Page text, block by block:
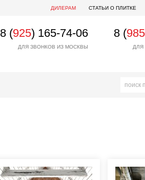
ДИЛЕРАМ СТАТЬИ О ПЛИТКЕ
8 (925) 165-74-06
ДЛЯ ЗВОНКОВ ИЗ МОСКВЫ
8 (985
ДЛЯ